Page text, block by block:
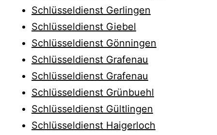
Schlüsseldienst Gerlingen
Schlüsseldienst Giebel
Schlüsseldienst Gönningen
Schlüsseldienst Grafenau
Schlüsseldienst Grafenau
Schlüsseldienst Grünbuehl
Schlüsseldienst Gültlingen
Schlüsseldienst Haigerloch